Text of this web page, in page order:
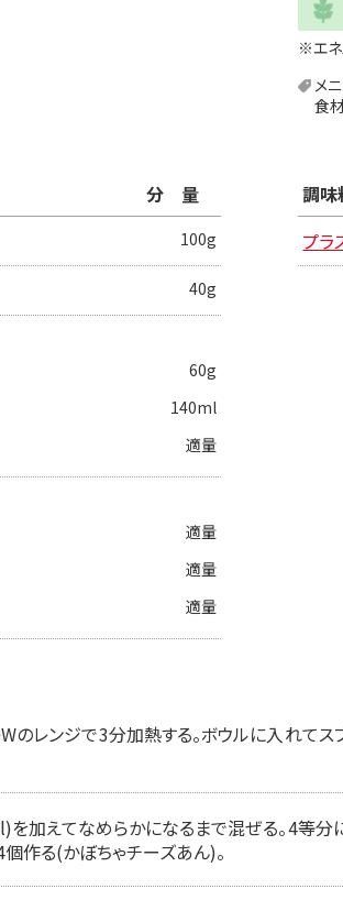
※エネ
メ
食
分量
100g
40g
60g
140ml
適量
適量
適量
適量
調味
プラ
のレンジで3分加熱する。ボウルに入れてス
を加えてなめらかになるまで混ぜる。4等
作る(かぼちゃチーズあん)。